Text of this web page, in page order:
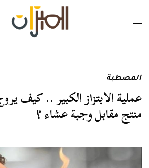
المصطبة
عملية الابتزاز الكبير .. كيف
منتج مقابل وجبة عشاء ؟